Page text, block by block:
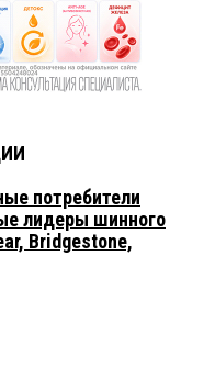
потребители
лидеры шинного
Bridgestone,